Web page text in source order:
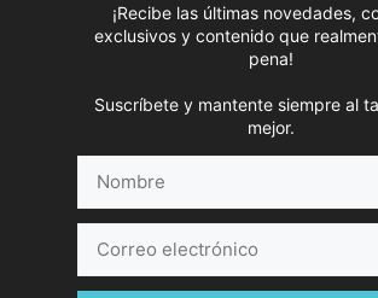
¡Recibe las últimas novedades,
exclusivos y contenido que
pena!
Suscríbete y mantente siempre al
mejor.
electrónico